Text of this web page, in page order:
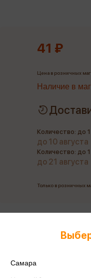
41 ₽
Цена в розничных
Наличие в
Количество: до
до 10 августа
Количество: до
до 21 августа
Только в розничных
Самара